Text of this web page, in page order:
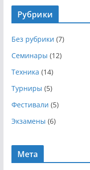
х
ы
Рубрики
Без рубрики (7)
Семинары (12)
Техника (14)
Турниры (5)
Фестивали (5)
Экзамены (6)
Мета